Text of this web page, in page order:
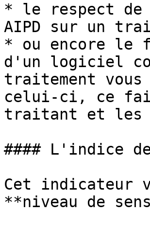
* le respect
AIPD sur un
* ou encore
d'un logiciel
traitement
celui-ci, ce
traitant et les
#### L'indice
Cet indicateur
**niveau de